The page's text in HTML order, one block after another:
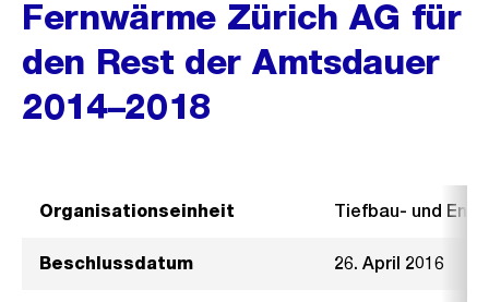
Fernwärme Zürich AG für
den Rest der Amtsdauer
2014–2018
Organisationseinheit Tiefbau- und
Beschlussdatum 26. April 2016